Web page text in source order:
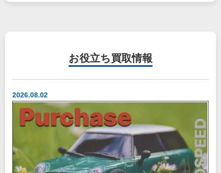
お役立ち 買取情報
2026.08.02